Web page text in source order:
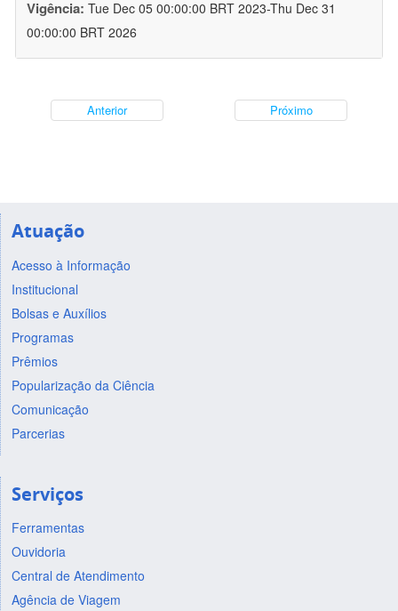
Vigência: Tue Dec 05 00:00:00 BRT 2023-Thu Dec 31
00:00:00 BRT 2026
Anterior Próximo
Atuação
Acesso à Informação
Institucional
Bolsas e Auxílios
Programas
Prêmios
Popularização da Ciência
Comunicação
Parcerias
Serviços
Ferramentas
Ouvidoria
Central de Atendimento
Agência de Viagem